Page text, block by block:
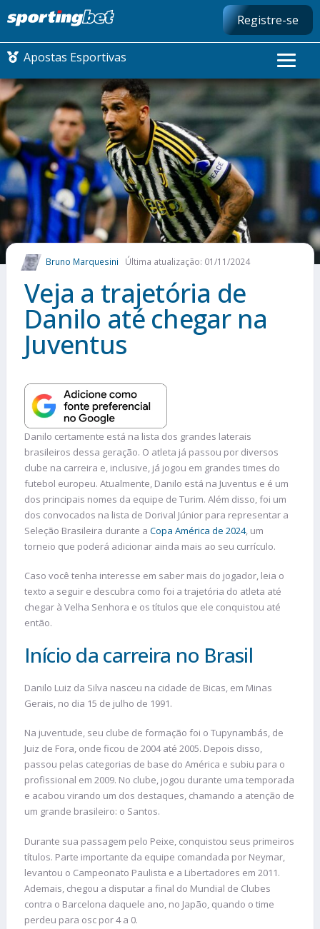
Registre-se
Apostas Esportivas
CONMEBOL LIBERTADORES
FUTEBOL NACIONAL
FUTEBOL INTERNACIONAL
COMO APOSTAR
MAIS ESPORTES
Bruno Marquesini Última atualização: 01/11/2024
Veja a trajetória de
Danilo até chegar na
Juventus
Danilo certamente está na lista dos grandes laterais
brasileiros dessa geração. O atleta já passou por diversos
clube na carreira e, inclusive, já jogou em grandes times do
futebol europeu. Atualmente, Danilo está na Juventus e é um
dos principais nomes da equipe de Turim. Além disso, foi um
dos convocados na lista de Dorival Júnior para representar a
Seleção Brasileira durante a Copa América de 2024, um
torneio que poderá adicionar ainda mais ao seu currículo.
Caso você tenha interesse em saber mais do jogador, leia o
texto a seguir e descubra como foi a trajetória do atleta até
chegar à Velha Senhora e os títulos que ele conquistou até
então.
Início da carreira no Brasil
Danilo Luiz da Silva nasceu na cidade de Bicas, em Minas
Gerais, no dia 15 de julho de 1991.
Na juventude, seu clube de formação foi o Tupynambás, de
Juiz de Fora, onde ficou de 2004 até 2005. Depois disso,
passou pelas categorias de base do América e subiu para o
profissional em 2009. No clube, jogou durante uma temporada
e acabou virando um dos destaques, chamando a atenção de
um grande brasileiro: o Santos.
Durante sua passagem pelo Peixe, conquistou seus primeiros
títulos. Parte importante da equipe comandada por Neymar,
levantou o Campeonato Paulista e a Libertadores em 2011.
Ademais, chegou a disputar a final do Mundial de Clubes
contra o Barcelona daquele ano, no Japão, quando o time
perdeu para osc por 4 a 0.